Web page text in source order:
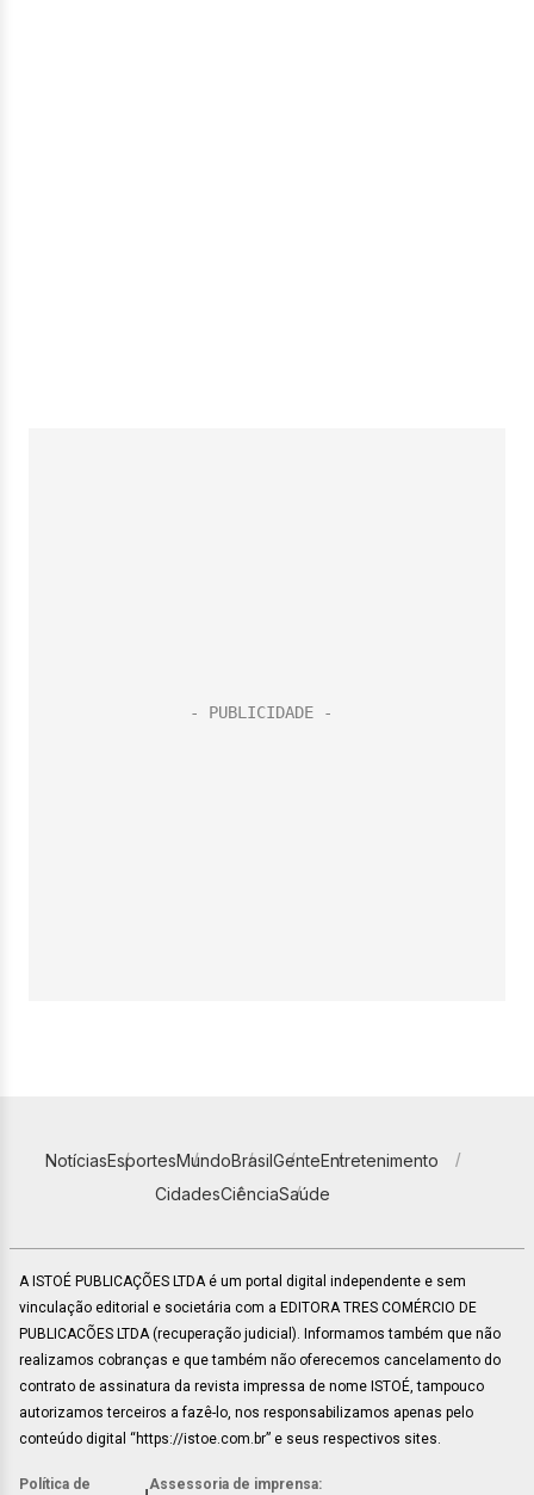
NotíciasEsportesMundoBrasilGenteEntretenimento
CidadesCiênciaSaúde
A ISTOÉ PUBLICAÇÕES LTDA é um portal digital independente e sem
vinculação editorial e societária com a EDITORA TRES COMÉRCIO DE
PUBLICACÕES LTDA (recuperação judicial). Informamos também que não
realizamos cobranças e que também não oferecemos cancelamento do
contrato de assinatura da revista impressa de nome ISTOÉ, tampouco
autorizamos terceiros a fazê-lo, nos responsabilizamos apenas pelo
conteúdo digital “https://istoe.com.br” e seus respectivos sites.
Política de Assessoria de imprensa: